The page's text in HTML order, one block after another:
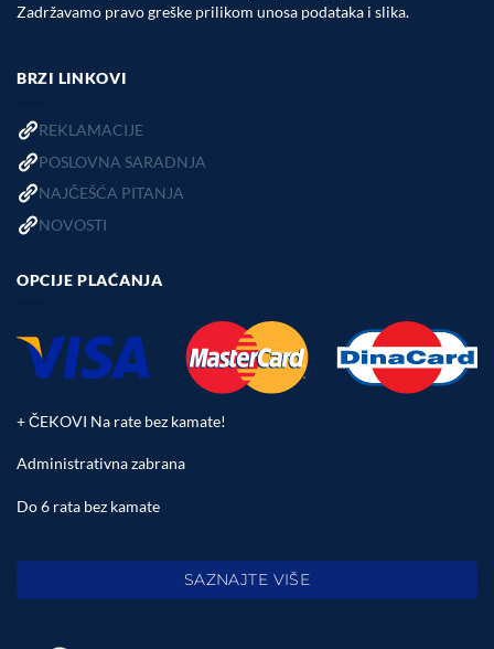
Zadržavamo pravo greške prilikom unosa podataka i slika.
BRZI LINKOVI
REKLAMACIJE
POSLOVNA SARADNJA
NAJČEŠĆA PITANJA
NOVOSTI
OPCIJE PLAĆANJA
+ ČEKOVI Na rate bez kamate!
Administrativna zabrana
Do 6 rata bez kamate
SAZNAJTE VIŠE